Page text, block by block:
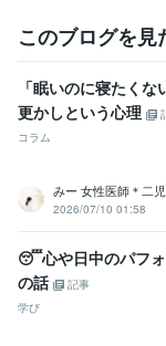
あなたの心に寄り添
あなたの未来を優し
そっと未来の扉を開く
お待ちしております。
経験職種
ライフスタイル・そ
ライフスタイル・そ
ライフスタイル・そ
このブログを見
「眠いのに寝たく
更かしという心理
コラム
みー 女性医師＊二
2026/07/10 01:58
😴心や日中のパフ
の話
記事
学び